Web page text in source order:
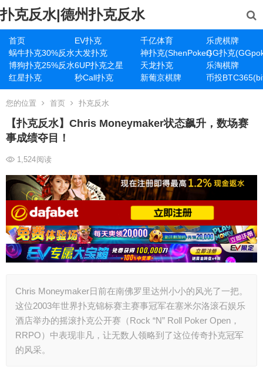
扑克反水|德州扑克反水
首页 EV扑克 千亿体育
乐虎棋牌
蜗牛扑克30%反水大发扑克 神扑克(ShenPoker)GG扑克
博狗扑克25%反水6UP扑克之星 天龙扑克
乐淘棋牌
红星扑克
秒Call扑克 新葡京棋牌 币投
您的位置 首页 扑克反水
【扑克反水】Chris Moneymaker状态飙升，数场赛
事成绩夺目！
1,524阅读
Chris Moneymaker日前在南佛罗里达州小小的风光了一把。
这位2003年世界扑克锦标赛主赛事冠军在塞米尔洛滚石娱乐
酒店举办的摇滚扑克公开赛（Rock “N” Roll Poker Open，
RRPO）中表现非凡，让无数人领略到了这位传奇扑克冠军
的风采。